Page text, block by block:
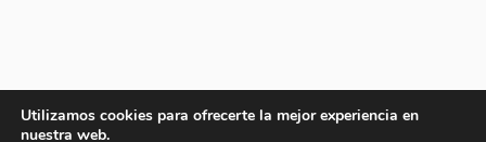
Utilizamos cookies para ofrecerte la mejor experiencia en
nuestra web.